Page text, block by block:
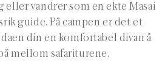
vandrer som en ekte Masai
guide. På campen er det et
din en komfortabel divan å
mellom safariturene.